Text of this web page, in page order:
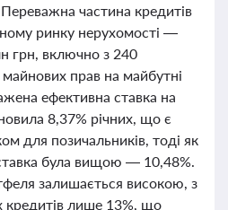
Переважна частина кредитів
ринку нерухомості —
грн, включно з 240
прав на майбутні
ефективна ставка на
8,37% річних, що є
для позичальників, тоді як
була вищою — 10,48%.
залишається високою, з
лише 13%, що